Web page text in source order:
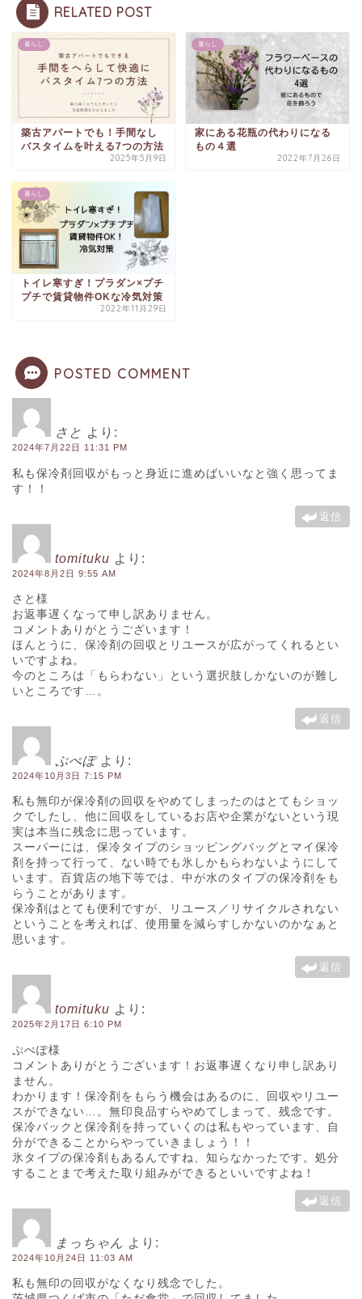
RELATED POST
暮らし
築古アパートでも！手間なし
バスタイムを叶える7つの方法
2025年5月9日
暮らし
家にある花瓶の代わりになる
もの４選
2022年7月26日
暮らし
トイレ寒すぎ！プラダン×プチ
プチで賃貸物件OKな冷気対策
2022年11月29日
POSTED COMMENT
さと より:
2024年7月22日 11:31 PM
私も保冷剤回収がもっと身近に進めばいいなと強く思ってま
す！！
返信
tomituku より:
2024年8月2日 9:55 AM
さと様
お返事遅くなって申し訳ありません。
コメントありがとうございます！
ほんとうに、保冷剤の回収とリユースが広がってくれるとい
いですよね。
今のところは「もらわない」という選択肢しかないのが難し
いところです…。
返信
ぷぺぽ より:
2024年10月3日 7:15 PM
私も無印が保冷剤の回収をやめてしまったのはとてもショッ
クでしたし、他に回収をしているお店や企業がないという現
実は本当に残念に思っています。
スーパーには、保冷タイプのショッピングバッグとマイ保冷
剤を持って行って、ない時でも氷しかもらわないようにして
います。百貨店の地下等では、中が水のタイプの保冷剤をも
らうことがあります。
保冷剤はとても便利ですが、リユース／リサイクルされない
ということを考えれば、使用量を減らすしかないのかなぁと
思います。
返信
tomituku より:
2025年2月17日 6:10 PM
ぷぺぽ様
コメントありがとうございます！お返事遅くなり申し訳あり
ません。
わかります！保冷剤をもらう機会はあるのに、回収やリユー
スができない…。無印良品すらやめてしまって、残念です。
保冷バックと保冷剤を持っていくのは私もやっています、自
分ができることからやっていきましょう！！
氷タイプの保冷剤もあるんですね、知らなかったです。処分
することまで考えた取り組みができるといいですよね！
返信
まっちゃん より:
2024年10月24日 11:03 AM
私も無印の回収がなくなり残念でした。